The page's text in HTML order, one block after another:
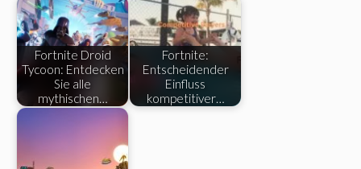
Fortnite Droid
Tycoon: Entdecken
Sie alle
mythischen…
Fortnite:
Entscheidender
Einfluss
kompetitiver…